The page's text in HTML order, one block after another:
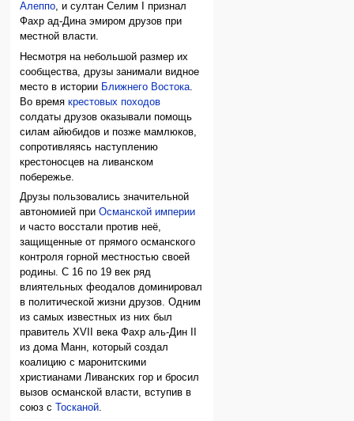
Алеппо, и султан Селим I признал
Фахр ад-Дина эмиром друзов при
местной власти.
Несмотря на небольшой размер их
сообщества, друзы занимали видное
место в истории Ближнего Востока
Во времякрестовых походов
солдаты друзов оказывали помощь
силам айюбидов и позже мамлюков,
сопротивляясь наступлению
крестоносцев на ливанском
побережье.
Друзы пользовались значительной
автономией приОсманской империи
и часто восстали против неё,
защищенные от прямого османского
контроля горной местностью своей
родины. С 16 по 19 век ряд
влиятельных феодалов доминировал
в политической жизни друзов. Одним
из самых известных из них был
правитель XVII века Фахр аль-Дин II
из дома Манн, который создал
коалицию с маронитскими
христианами Ливанских гор и бросил
вызов османской власти, вступив в
союз с
Тосканой.